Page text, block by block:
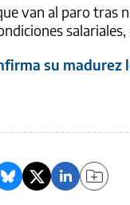
van al paro tras
su madurez